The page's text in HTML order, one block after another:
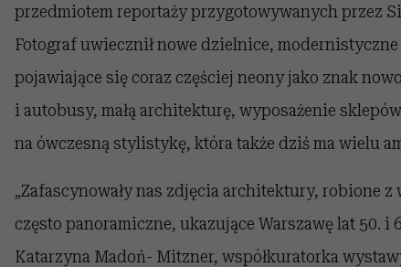
przedmiotem reportaży przygotowywanych przez
Fotograf uwiecznił nowe dzielnice,
pojawiające się coraz częściej neony jako znak
i autobusy, małą architekturę, wyposażenie
na ówczesną stylistykę, która także dziś ma wielu
„Zafascynowały nas zdjęcia architektury, robione
często panoramiczne, ukazujące Warszawę lat 50. i
Katarzyna Madoń- Mitzner, współkuratorka